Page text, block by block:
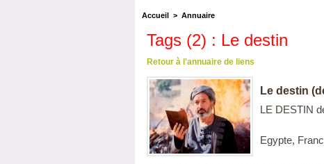
Accueil > Annuaire
Tags (2) : Le destin
Retour à l'annuaire de liens
Le destin
LE DESTIN
Egypte,